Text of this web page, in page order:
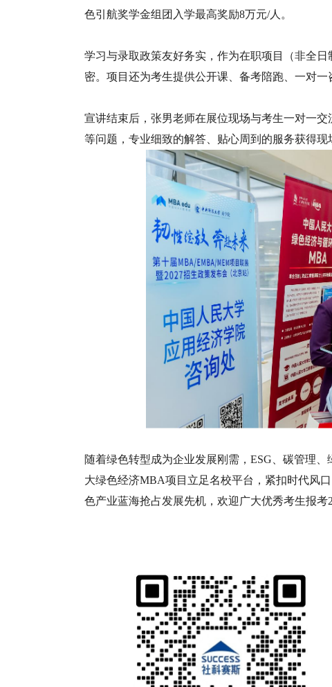
色引航奖学金组团入学最高奖励8万元/人。
学习与录取政策友好务实，作为在职项目（非全
密。项目还为考生提供公开课、备考陪跑、一对一
宣讲结束后，张男老师在展位现场与考生一对一
等问题，专业细致的解答、贴心周到的服务获得现
随着绿色转型成为企业发展刚需，ESG、碳管理
大绿色经济MBA项目立足名校平台，紧扣时代风
色产业蓝海抢占发展先机，欢迎广大优秀考生报考